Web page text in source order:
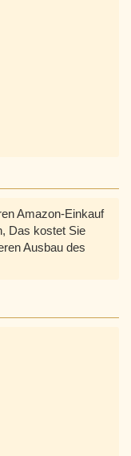
Amazon-Einkauf
Das kostet Sie
Ausbau des